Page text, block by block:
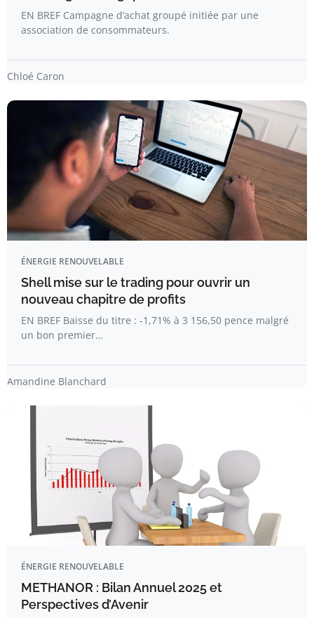
EN BREF Campagne d’achat groupé initiée par une
association de consommateurs.
Chloé Caron
ÉNERGIE RENOUVELABLE
Shell mise sur le trading pour ouvrir un
nouveau chapitre de profits
EN BREF Baisse du titre : -1,71% à 3 156,50 pence malgré
un bon premier…
Amandine Blanchard
ÉNERGIE RENOUVELABLE
METHANOR : Bilan Annuel 2025 et
Perspectives d’Avenir